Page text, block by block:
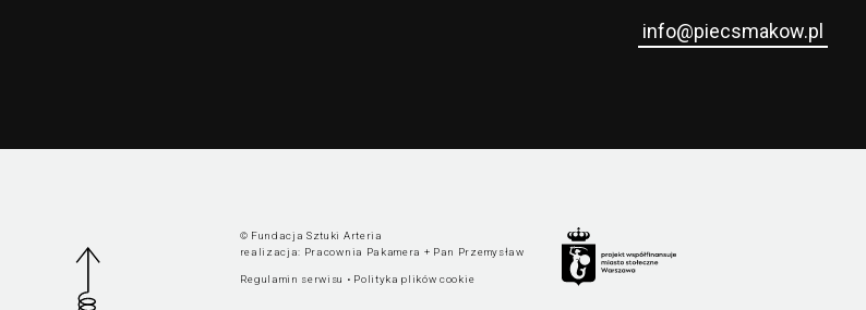
info@piecsmakow.pl
© Fundacja Sztuki Arteria
realizacja: Pracownia Pakamera + Pan Przemysław
Regulamin serwisu • Polityka plików cookie